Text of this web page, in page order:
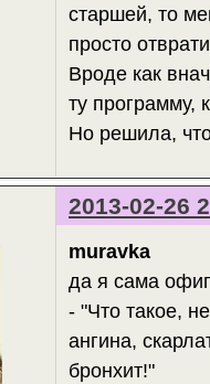
старшей, то
просто
Вроде как
ту программу,
Но решила,
2013-02-26
muravka
да я сама
- "Что такое,
ангина,
бронхит!"